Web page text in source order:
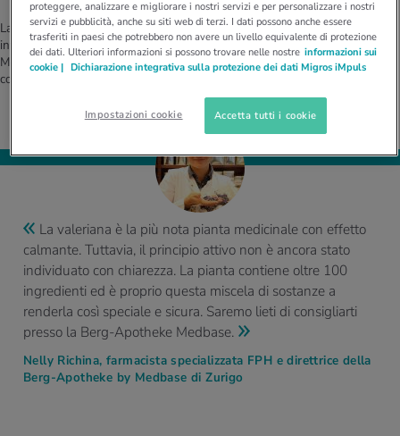
La Valeriana officinalis è utilizzata da oltre 200 anni contro l'inquietudine
interiore. In passato la gamma di applicazioni era più ampia di oggi. Nel
Medioevo, a questo "rimedio per tutto" venivano attribuite molte qualità,
come ad esempio la cura dell'epilessia.
La valeriana è la più nota pianta medicinale con effetto
calmante. Tuttavia, il principio attivo non è ancora stato
individuato con chiarezza. La pianta contiene oltre 100
ingredienti ed è proprio questa miscela di sostanze a
renderla così speciale e sicura. Saremo lieti di consigliarti
presso la Berg-Apotheke Medbase.
Nelly Richina, farmacista specializzata FPH e direttrice della
Berg-Apotheke by Medbase di Zurigo
proteggere, analizzare e migliorare i nostri servizi e per personalizzare i nostri
servizi e pubblicità, anche su siti web di terzi. I dati possono anche essere
trasferiti in paesi che potrebbero non avere un livello equivalente di protezione
dei dati. Ulteriori informazioni si possono trovare nelle nostre informazioni sui
cookie | Dichiarazione integrativa sulla protezione dei dati Migros iMpuls
Impostazioni cookie Accetta tutti i cookie